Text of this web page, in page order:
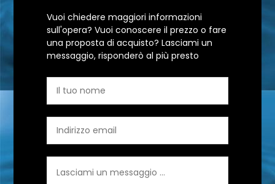
Vuoi chiedere maggiori informazioni
sull'opera? Vuoi conoscere il prezzo o fare
una proposta di acquisto? Lasciami un
messaggio, risponderò al più presto